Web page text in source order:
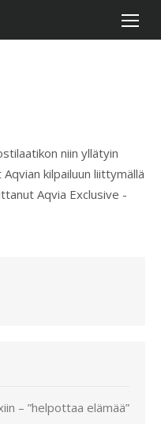
niin yllätyin
kilpailuun liittymällä
Aqvia Exclusive -
– ”helpottaa elämää”